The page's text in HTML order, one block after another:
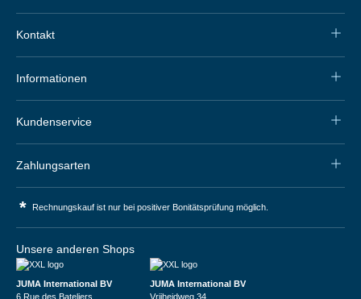
Kontakt
Informationen
Kundenservice
Zahlungsarten
* Rechnungskauf ist nur bei positiver Bonitätsprüfung möglich.
Unsere anderen Shops
JUMA International BV
6 Rue des Bateliers
JUMA International BV
Vrijheidweg 34